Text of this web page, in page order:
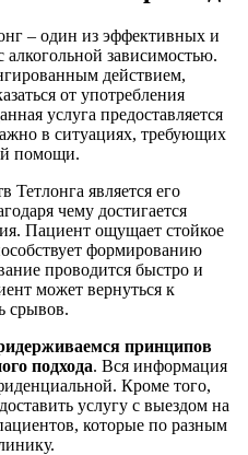
– один из эффективных и
зависимостью.
действием,
от употребления
услуга предоставляется
в ситуациях, требующих
помощи.
является его
чему достигается
Пациент ощущает стойкое
формированию
проводится быстро и
может вернуться к
срывов.
принципов
подхода. Вся информация
Кроме того,
услугу с выездом на
которые по разным